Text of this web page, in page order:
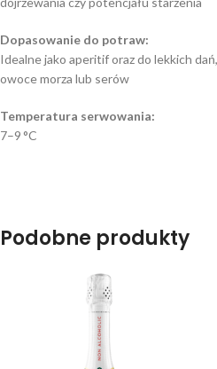
Dopasowanie do potraw:
Idealne jako aperitif oraz do lekkich
owoce morza lub serów
Temperatura serwowania:
7–9 °C
Podobne produkty